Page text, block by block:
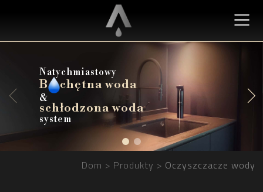
Natychmiastowy
B chętna woda
&
schłodzona woda
system
B
chętna woda
schłodzona woda
Dom Produkty Oczyszczacze wody